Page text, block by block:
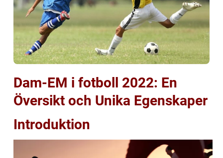
Dam-EM i fotboll 2022: En
Översikt och Unika Egenskaper
Introduktion